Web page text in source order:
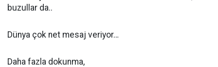
buzullar da..
Dünya çok net mesaj veriyor…
Daha fazla dokunma,